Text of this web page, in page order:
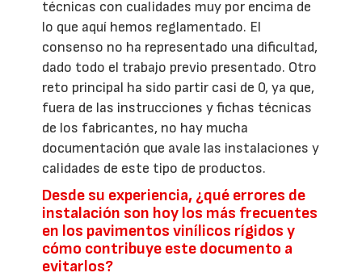
técnicas con cualidades muy por encima de
lo que aquí hemos reglamentado. El
consenso no ha representado una dificultad,
dado todo el trabajo previo presentado. Otro
reto principal ha sido partir casi de 0, ya que,
fuera de las instrucciones y fichas técnicas
de los fabricantes, no hay mucha
documentación que avale las instalaciones y
calidades de este tipo de productos.
Desde su experiencia, ¿qué errores de
instalación son hoy los más frecuentes
en los pavimentos vinílicos rígidos y
cómo contribuye este documento a
evitarlos?